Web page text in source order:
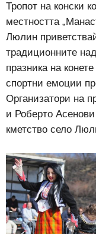
Тропот на конски
местността
Люлин
традиционните
празника на
спортни емоции
Организатори на
и Роберто
кметство село